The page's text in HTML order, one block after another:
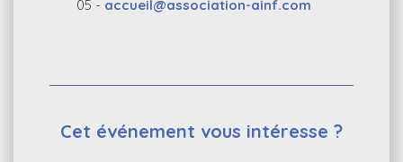
05 - accueil@association-ainf.com
Cet événement vous intéresse ?